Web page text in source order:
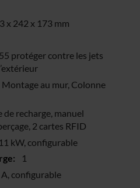
x 242 x 173 mm
protéger contre les jets
Montage au mur, Colonne
de recharge, manuel
2 cartes RFID
11 kW, configurable
1
A, configurable